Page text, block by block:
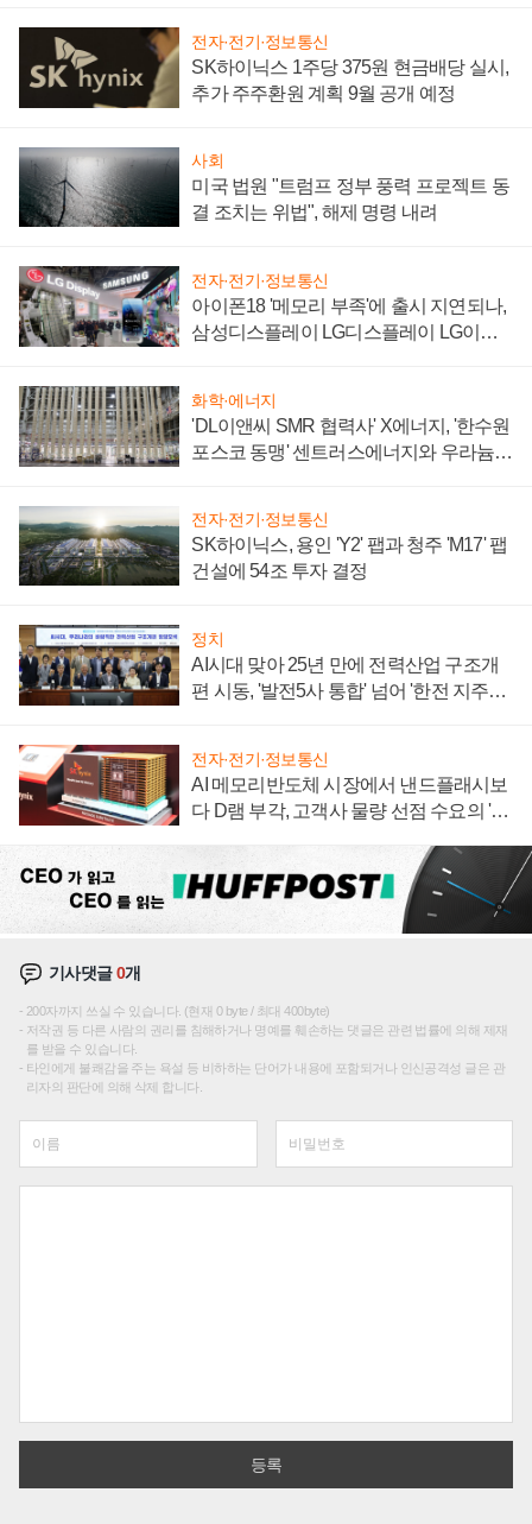
전자·전기·정보통신
SK하이닉스 1주당 375원 현금배당 실시,
추가 주주환원 계획 9월 공개 예정
사회
미국 법원 "트럼프 정부 풍력 프로젝트 동
결 조치는 위법", 해제 명령 내려
전자·전기·정보통신
아이폰18 '메모리 부족'에 출시 지연되나,
삼성디스플레이 LG디스플레이 LG이노
화학·에너지
'DL이앤씨 SMR 협력사' X에너지, '한수원
포스코 동맹' 센트러스에너지와 우라늄
전자·전기·정보통신
SK하이닉스, 용인 'Y2' 팹과 청주 'M17' 팹
건설에 54조 투자 결정
정치
AI시대 맞아 25년 만에 전력산업 구조개
편 시동, '발전5사 통합' 넘어 '한전 지주사'
전자·전기·정보통신
AI 메모리반도체 시장에서 낸드플래시보
다 D램 부각, 고객사 물량 선점 수요의 '우
기사댓글0개
200자까지 쓰실 수 있습니다. (현재 0 byte / 최대 400byte)
저작권 등 다른 사람의 권리를 침해하거나 명예를 훼손하는 댓글은 관련 법률에 의해 제재
를 받을 수 있습니다.
타인에게 불쾌감을 주는 욕설 등 비하하는 단어가 내용에 포함되거나 인신공격성 글은 관
리자의 판단에 의해 삭제 합니다.